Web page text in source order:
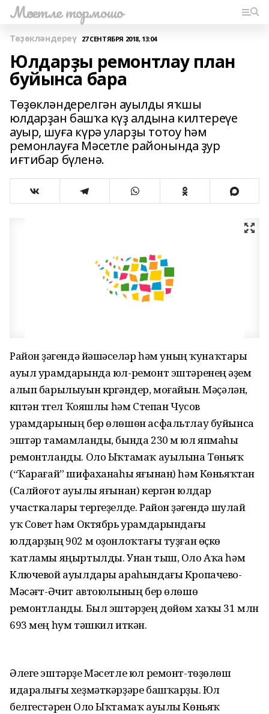
Мәсетле тормошо
Төҙөкләндереү 27 СЕНТЯБРЯ 2018, 13:04
Юлдарҙы ремонтлау план
буйынса бара
Төҙөкләндерелгән ауылды яҡшы
юлдарҙан башҡа күҙ алдына килтереүе
ауыр, шуға күрә уларҙы тотоу һәм
ремонлауға Мәсетле районында ҙур
иғтибар бүленә.
Район үҙәгендә йәшәүселәр һәм уның ҡунаҡтары
ауыл урамдарында юл-ремонт эштәренең әүҙем
алып барылыуын күргәндер, моғайын. Мәҫәлән,
күптән түгел Ҡояшлы һәм Степан Чусов
урамдарының бер өлөшөн асфальтлау буйынса
эштәр тамамланды, бында 230 м юл япмаһы
ремонтланды. Оло Ыҡтамаҡ ауылына Төньяҡ
(“Ҡарағай” шифаханаһы яғынан) һәм Көньяҡтан
(Салйоғот ауылы яғынан) кергән юлдар
участкалары тергеҙелде. Район үҙәгендә шулай
уҡ Совет һәм Октябрь урамдарындағы
юлдарҙың 902 м оҙонлоҡтағы туҙған өҫкө
ҡатламы яңыртылды. Унан тыш, Оло Аҡа һәм
Ключевой ауылдары араһындағы Кропачево-
Мәсәғүт-Әчит автоюлының бер өлөшө
ремонтланды. Был эштәрҙең дөйөм хаҡы 31 млн
693 мең һум тәшкил иткән.
Әлеге эштәрҙе Мәсетле юл ремонт-төҙөлөш
идаралығы хеҙмәткәрҙәре башҡарҙы. Юл
белгестәрен Оло Ыҡтамаҡ ауылы Көньяҡ